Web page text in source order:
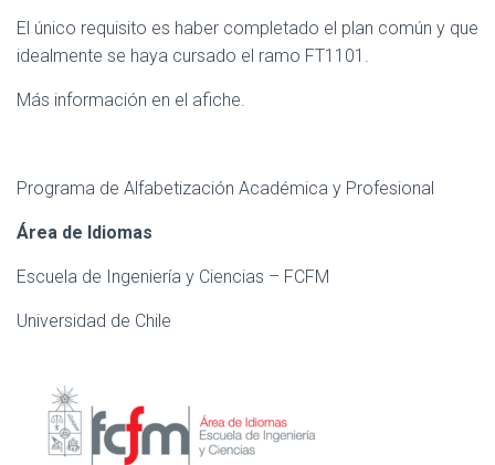
El único requisito es haber completado el plan común y que
idealmente se haya cursado el ramo FT1101.
Más información en el afiche.
Programa de Alfabetización Académica y Profesional
Área de Idiomas
Escuela de Ingeniería y Ciencias – FCFM
Universidad de Chile